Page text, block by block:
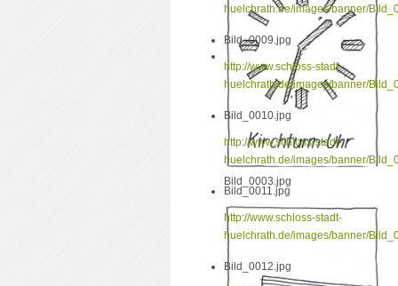
Bild_0003.jpg
huelchrath.de/images/banner/
Bild_0009.jpg
http://www.schloss-stadt-
huelchrath.de/images/banner/
Bild_0010.jpg
http://www.schloss-stadt-
huelchrath.de/images/banner/
Bild_0011.jpg
http://www.schloss-stadt-
huelchrath.de/images/banner/
Bild_0012.jpg